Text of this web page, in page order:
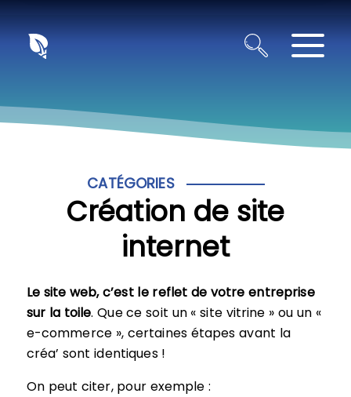
CATÉGORIES
Création de site
internet
Le site web, c’est le reflet de votre entreprise
sur la toile. Que ce soit un « site vitrine » ou un «
e-commerce », certaines étapes avant la
créa’ sont identiques !
On peut citer, pour exemple :
Panneau de gestion des cookies